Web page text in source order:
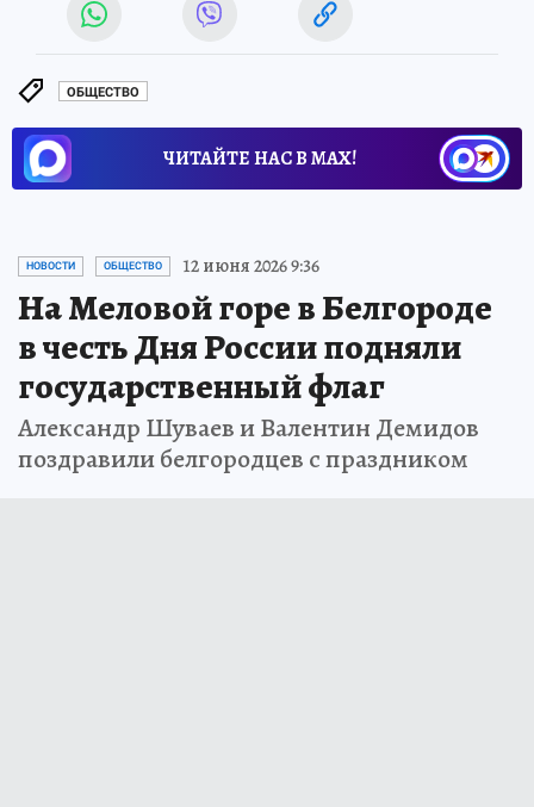
ОБЩЕСТВО
ЧИТАЙТЕ НАС В МАХ!
НОВОСТИ ОБЩЕСТВО 12 июня 2026 9:36
На Меловой горе в Белгороде
в честь Дня России подняли
государственный флаг
Александр Шуваев и Валентин Демидов
поздравили белгородцев с праздником